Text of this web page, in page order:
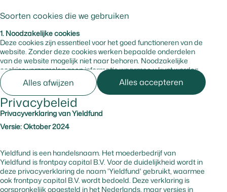
Soorten cookies die we gebruiken
1. Noodzakelijke cookies
Deze cookies zijn essentieel voor het goed functioneren van de
website. Zonder deze cookies werken bepaalde onderdelen
van de website mogelijk niet naar behoren. Noodzakelijke
cookies verzamelen geen informatie waarmee u kunt worden
geïdentificeerd.
Naam
cookie
Aanbieder
_cfuvid hsforms.com Nee -
Alles afwijzen Alles accepteren
Privacybeleid
Privacyverklaring van Yieldfund
Versie: Oktober 2024
Yieldfund is een handelsnaam. Het moederbedrijf van
Yieldfund is frontpay capital B.V. Voor de duidelijkheid wordt in
deze privacyverklaring de naam 'Yieldfund' gebruikt, waarmee
ook frontpay capital B.V. wordt bedoeld. Deze verklaring is
oorspronkelijk opgesteld in het Nederlands, maar versies in